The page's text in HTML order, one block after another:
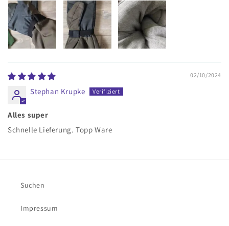
02/10/2024
Stephan Krupke
Alles super
Schnelle Lieferung. Topp Ware
Suchen
Impressum